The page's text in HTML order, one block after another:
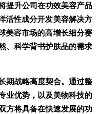
提升公司在功效美容产品
活性成分开发美容解决方
美容市场的高增长细分赛
、科学背书护肤品的需求
期战略高度契合。通过整
业优势，以及美物科技的
方将具备在快速发展的功